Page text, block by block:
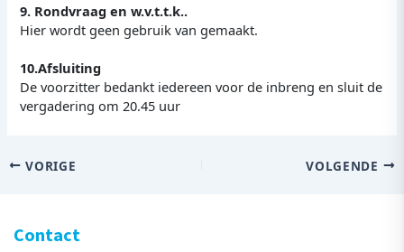
9. Rondvraag en w.v.t.t.k..
Hier wordt geen gebruik van gemaakt.
10.Afsluiting
De voorzitter bedankt iedereen voor de inbreng en sluit de
vergadering om 20.45 uur
VORIGE VOLGENDE
Contact